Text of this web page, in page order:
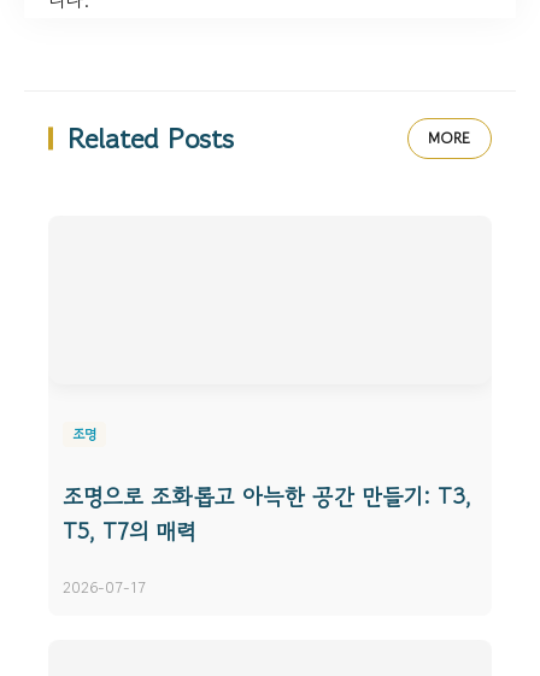
Related Posts MORE
조명
조명으로 조화롭고 아늑한 공간 만들기: T3,
T5, T7의 매력
2026-07-17